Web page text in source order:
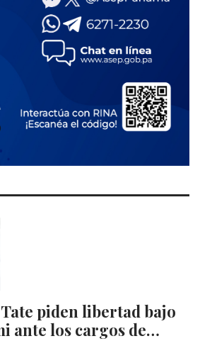
piden libertad bajo
ante los cargos de…